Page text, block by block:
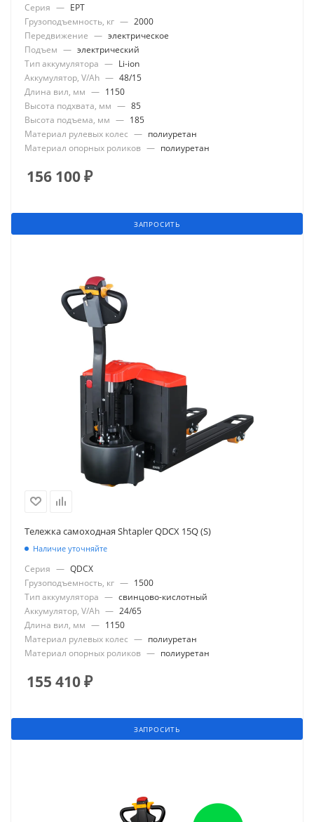
Серия — EPT
Грузоподъемность, кг — 2000
Передвижение — электрическое
Подъем — электрический
Тип аккумулятора — Li-ion
Аккумулятор, V/Ah — 48/15
Длина вил, мм — 1150
Высота подхвата, мм — 85
Высота подъема, мм — 185
Материал рулевых колес — полиуретан
Материал опорных роликов — полиуретан
156 100₽
ЗАПРОСИТЬ
Тележка самоходная Shtapler QDCX 15Q (S)
Наличие уточняйте
Серия — QDCX
Грузоподъемность, кг — 1500
Тип аккумулятора — свинцово-кислотный
Аккумулятор, V/Ah — 24/65
Длина вил, мм — 1150
Материал рулевых колес — полиуретан
Материал опорных роликов — полиуретан
155 410₽
ЗАПРОСИТЬ